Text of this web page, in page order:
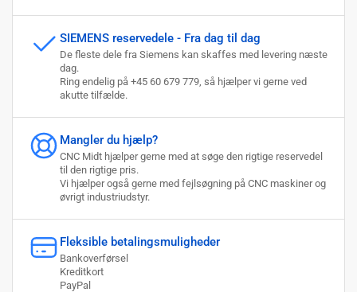
SIEMENS reservedele - Fra dag til dag
De fleste dele fra Siemens kan skaffes med levering næste
dag.
Ring endelig på +45 60 679 779, så hjælper vi gerne ved
akutte tilfælde.
Mangler du hjælp?
CNC Midt hjælper gerne med at søge den rigtige reservedel
til den rigtige pris.
Vi hjælper også gerne med fejlsøgning på CNC maskiner og
øvrigt industriudstyr.
Fleksible betalingsmuligheder
Bankoverførsel
Kreditkort
PayPal